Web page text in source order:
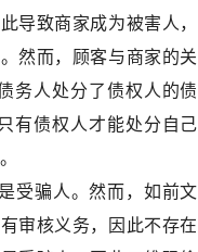
导致商家成为被害人，
然而，顾客与商家的关
务人处分了债权人的债
有债权人才能处分自己
受骗人。然而，如前文
审核义务，因此不存在